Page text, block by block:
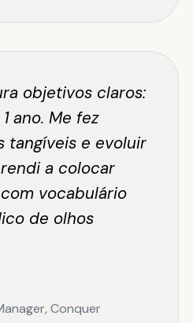
objetivos claros:
ano. Me fez
tangíveis e evoluir
a colocar
vocabulário
de olhos
Conquer